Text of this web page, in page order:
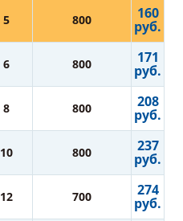
5 800 160
руб.
6 800 171
руб.
8 800 208
руб.
10 800 237
руб.
12 700 274
руб.